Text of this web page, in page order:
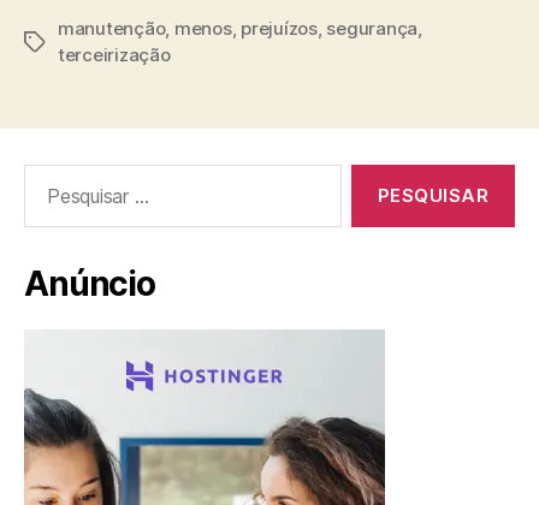
Tags
manutenção, menos, prejuízos, segurança,
terceirização
por:
Anúncio